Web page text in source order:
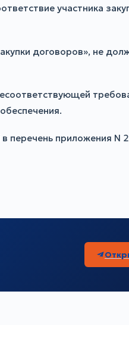
участника
договоров», не
перечень приложения N